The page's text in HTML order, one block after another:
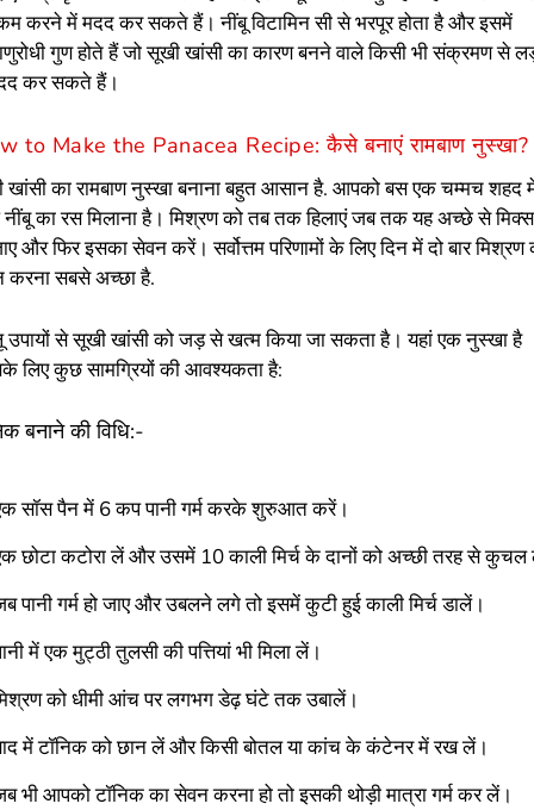
करने में मदद कर सकते हैं। नींबू विटामिन सी से भरपूर होता है और इसमें
गुण होते हैं जो सूखी खांसी का कारण बनने वाले किसी भी संक्रमण से
कर सकते हैं।
to Make the Panacea Recipe: कैसे बनाएं रामबाण नुस्खा?
खांसी का रामबाण नुस्खा बनाना बहुत आसान है. आपको बस एक चम्मच शहद
का रस मिलाना है। मिश्रण को तब तक हिलाएं जब तक यह अच्छे से
और फिर इसका सेवन करें। सर्वोत्तम परिणामों के लिए दिन में दो बार मिश्रण
करना सबसे अच्छा है.
उपायों से सूखी खांसी को जड़ से खत्म किया जा सकता है। यहां एक नुस्खा है
लिए कुछ सामग्रियों की आवश्यकता है:
बनाने की विधि:-
सॉस पैन में 6 कप पानी गर्म करके शुरुआत करें।
छोटा कटोरा लें और उसमें 10 काली मिर्च के दानों को अच्छी तरह से
पानी गर्म हो जाए और उबलने लगे तो इसमें कुटी हुई काली मिर्च डालें।
में एक मुट्ठी तुलसी की पत्तियां भी मिला लें।
को धीमी आंच पर लगभग डेढ़ घंटे तक उबालें।
में टॉनिक को छान लें और किसी बोतल या कांच के कंटेनर में रख लें।
भी आपको टॉनिक का सेवन करना हो तो इसकी थोड़ी मात्रा गर्म कर लें।